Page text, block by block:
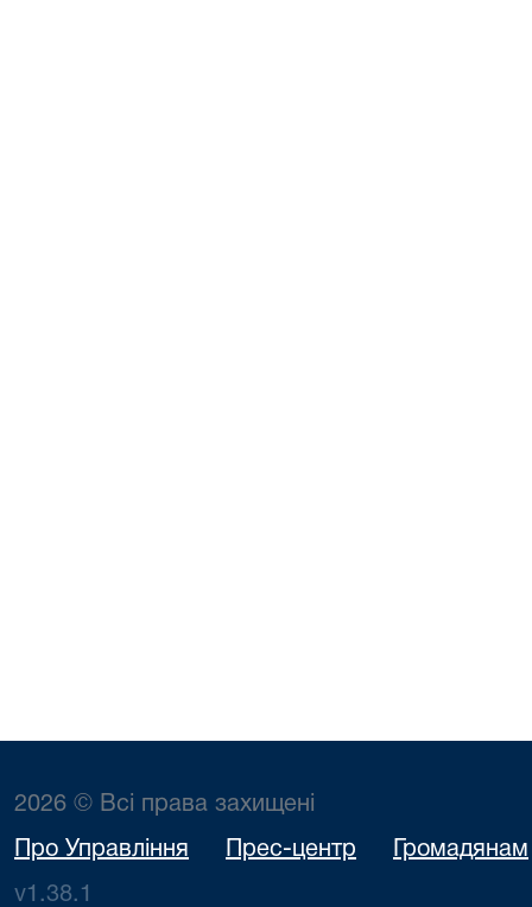
2026 © Всі права захищені
Про Управління Прес-центр Громадянам
v1.38.1